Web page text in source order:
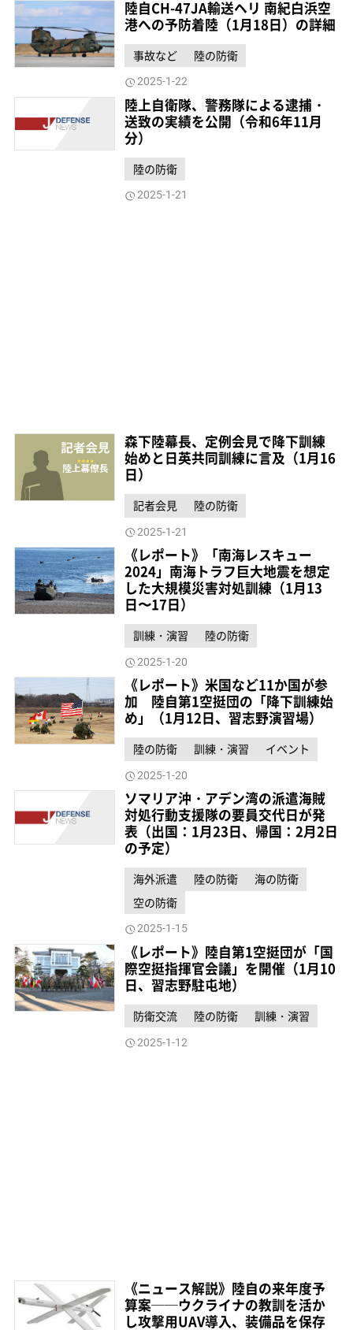
陸自CH-47JA輸送ヘリ 南紀白浜空
港への予防着陸（1月18日）の詳細
事故など 陸の防衛
2025-1-22
陸上自衛隊、警務隊による逮捕・
送致の実績を公開（令和6年11月
分）
陸の防衛
2025-1-21
森下陸幕長、定例会見で降下訓練
始めと日英共同訓練に言及（1月16
日）
記者会見 陸の防衛
2025-1-21
《レポート》「南海レスキュー
2024」南海トラフ巨大地震を想定
した大規模災害対処訓練（1月13
日〜17日）
訓練・演習 陸の防衛
2025-1-20
《レポート》米国など11か国が参
加 陸自第1空挺団の「降下訓練始
め」（1月12日、習志野演習場）
陸の防衛 訓練・演習 イベント
2025-1-20
ソマリア沖・アデン湾の派遣海賊
対処行動支援隊の要員交代日が発
表（出国：1月23日、帰国：2月2日
の予定）
海外派遣 陸の防衛
海の防衛
空の防衛
2025-1-15
《レポート》陸自第1空挺団が「国
際空挺指揮官会議」を開催（1月10
日、習志野駐屯地）
防衛交流 陸の防衛 訓練・演習
2025-1-12
《ニュース解説》陸自の来年度予
算案──ウクライナの教訓を活か
し攻撃用UAV導入、装備品を保存